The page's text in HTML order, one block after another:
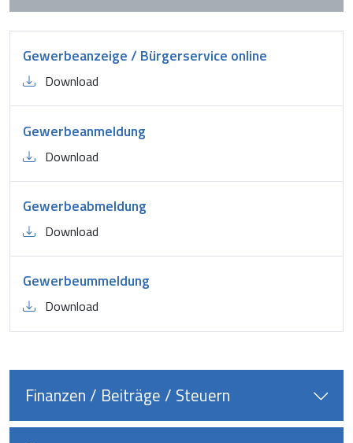
Gewerbeanzeige / Bürgerservice online
Download
Gewerbeanmeldung
Download
Gewerbeabmeldung
Download
Gewerbeummeldung
Download
Finanzen / Beiträge / Steuern